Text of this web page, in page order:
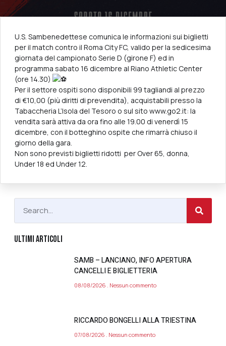
U.S. Sambenedettese comunica le informazioni sui biglietti
per il match contro il Roma City FC, valido per la sedicesima
giornata del campionato Serie D (girone F) ed in
programma sabato 16 dicembre al Riano Athletic Center
(ore 14.30)
Per il settore ospiti sono disponibili 99 tagliandi al prezzo
di €10,00 (più diritti di prevendita), acquistabili presso la
Tabaccheria L’Isola del Tesoro o sul sito www.go2.it: la
vendita sarà attiva da ora fino alle 19.00 di venerdì 15
dicembre, con il botteghino ospite che rimarrà chiuso il
giorno della gara.
Non sono previsti biglietti ridotti per Over 65, donna,
Under 18 ed Under 12.
ULTIMI ARTICOLI
SAMB – LANCIANO, INFO APERTURA
CANCELLI E BIGLIETTERIA
08/08/2026 Nessun commento
RICCARDO BONGELLI ALLA TRIESTINA
07/08/2026 Nessun commento